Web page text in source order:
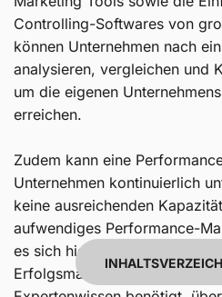
Controlling-Softwares von
können Unternehmen nach
analysieren, vergleichen und
um die eigenen
erreichen.
Zudem kann eine
Unternehmen kontinuierlich
keine ausreichenden
aufwendiges Performance-
es sich hierbei um eine recht
Erfolgsmaximierung handelt,